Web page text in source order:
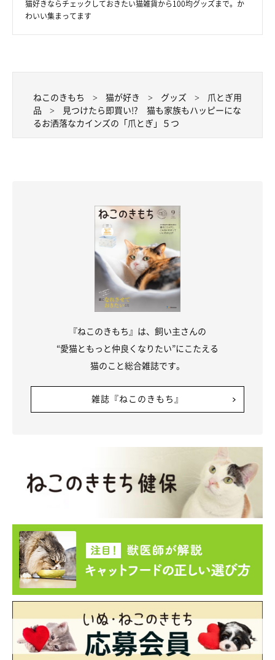
（汗）バリバリと爪とぎをした後に、まるで温泉にでも浸かって
いるかのように爪とぎの中でまったりしています。
猫好きならチェックしておきたい猫雑貨から100均グッズまで。か
わいい集まってます
ねこのきもち 猫が好き グッズ
爪とぎ用
品
見つけたら即買い!? 猫も家族もハッピーにな
るお洒落なカインズの「爪とぎ」５つ
『ねこのきもち』は、飼い主さんの
“愛猫ともっと仲良くなりたい”にこたえる
猫のこと総合雑誌です。
雑誌『ねこのきもち』